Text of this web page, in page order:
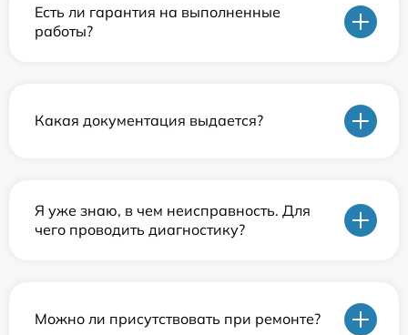
Есть ли гарантия на выполненные
работы?
Какая документация выдается?
Я уже знаю, в чем неисправность. Для
чего проводить диагностику?
Можно ли присутствовать при ремонте?